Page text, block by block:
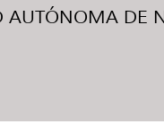
AUTÓNOMA DE